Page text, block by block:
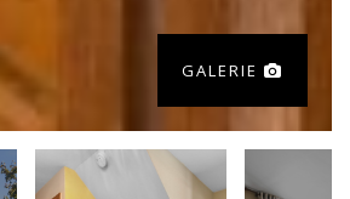
GALERIE